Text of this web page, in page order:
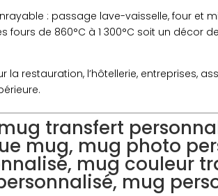
: passage lave-vaisselle, four et
de 860°C à 1 300°C soit un décor
restauration, l’hôtellerie, entreprises,
transfert
mug, mug photo
mug couleur
mug